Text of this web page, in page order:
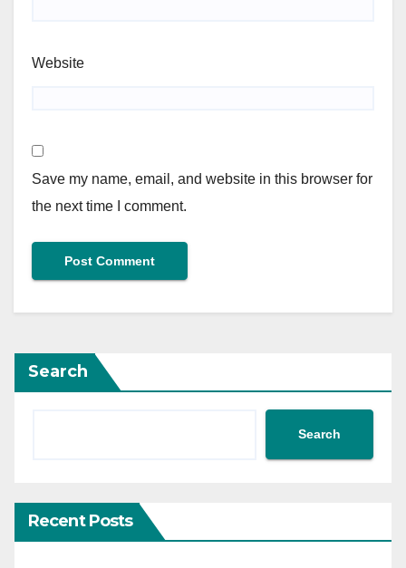
Website
Save my name, email, and website in this browser for
the next time I comment.
Search
Search
Recent Posts